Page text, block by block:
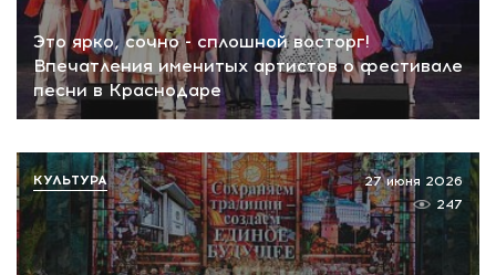
Это ярко, сочно - сплошной восторг!
Впечатления именитых артистов о фестивале
песни в Краснодаре
27 июня 2026
247
КУЛЬТУРА